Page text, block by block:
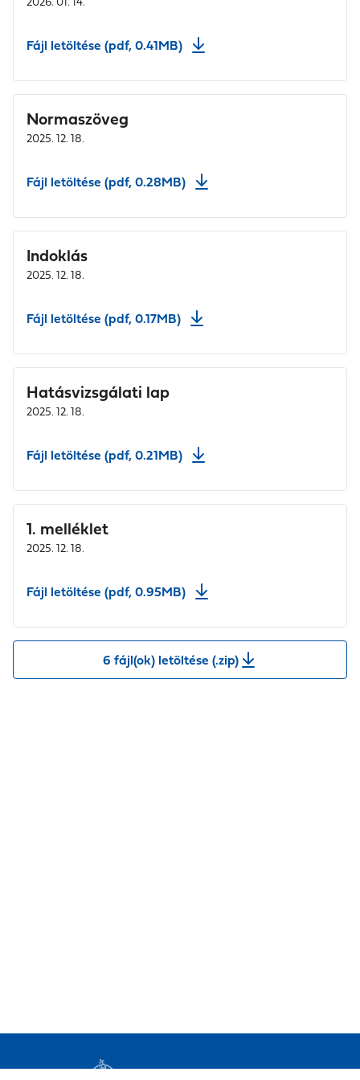
Fájl letöltése (pdf, 0.41MB)
Normaszöveg
2025. 12. 18.
Fájl letöltése (pdf, 0.28MB)
Indoklás
2025. 12. 18.
Fájl letöltése (pdf, 0.17MB)
Hatásvizsgálati lap
2025. 12. 18.
Fájl letöltése (pdf, 0.21MB)
1. melléklet
2025. 12. 18.
Fájl letöltése (pdf, 0.95MB)
6 fájl(ok) letöltése (.zip)